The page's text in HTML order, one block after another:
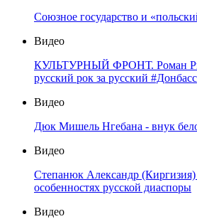
Союзное государство и
Видео
КУЛЬТУРНЫЙ ФРОНТ. Роман
русский рок за русский #Донбасс
Видео
Дюк Мишель Нгебана - внук
Видео
Степанюк Александр
особенностях русской диаспоры
Видео